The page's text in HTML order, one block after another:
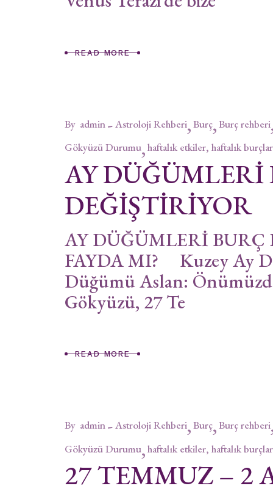
READ MORE
By admin Astroloji Rehberi Burç Burç rehberi
Gökyüzü Durumu haftalık etkiler, haftalık burçlar
AY DÜĞÜMLERİ
DEĞİŞTİRİYOR
AY DÜĞÜMLERİ BURÇ
FAYDA MI? Kuzey Ay
Düğümü Aslan:
Gökyüzü, 27 Te
READ MORE
By admin Astroloji Rehberi Burç Burç rehberi
Gökyüzü Durumu haftalık etkiler, haftalık burçlar
27 TEMMUZ – 2